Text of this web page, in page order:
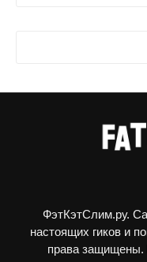
ФэтКэтСлим.ру.
настоящих гиков и
права защищены.